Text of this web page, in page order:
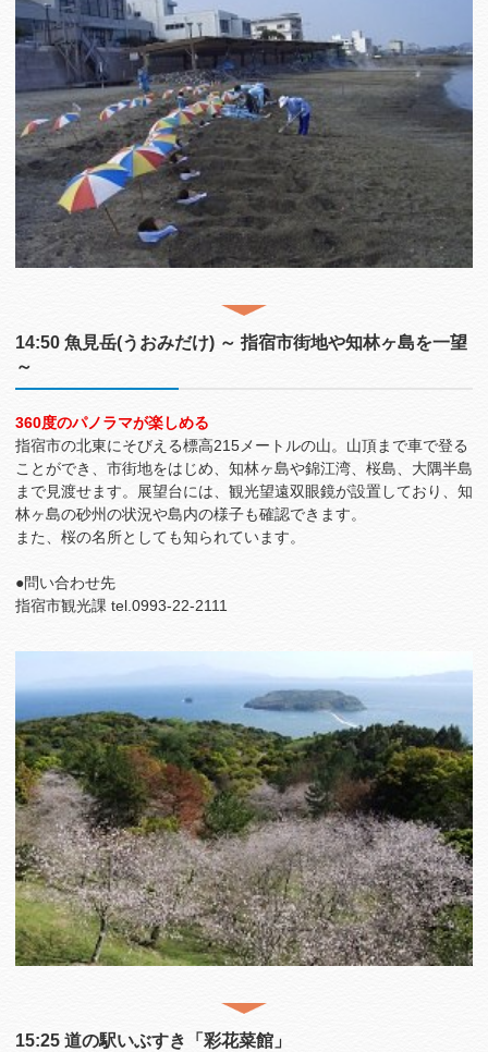
14:50 魚見岳(うおみだけ) ～ 指宿市街地や知林ヶ島を一望
～
360度のパノラマが楽しめる
指宿市の北東にそびえる標高215メートルの山。山頂まで車で登る
ことができ、市街地をはじめ、知林ヶ島や錦江湾、桜島、大隅半島
まで見渡せます。展望台には、観光望遠双眼鏡が設置しており、知
林ヶ島の砂州の状況や島内の様子も確認できます。
また、桜の名所としても知られています。
●問い合わせ先
指宿市観光課 tel.0993-22-2111
15:25 道の駅いぶすき「彩花菜館」